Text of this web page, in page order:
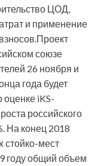
ЦОД,
и применение
союзе
26 ноября и
года будет
оценке iKS-
российского
На конец 2018
стойко-мест
году общий объем